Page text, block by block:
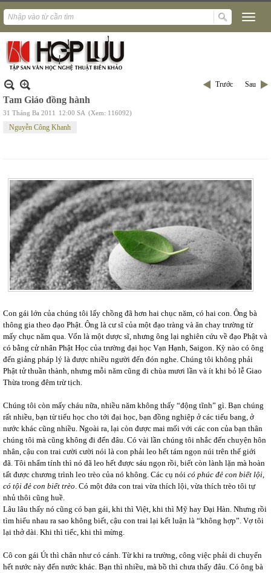
Trước Sau
Tam Giáo đồng hành
31 Tháng Ba 2011 12:00 SA (Xem: 116092)
Nguyễn Công Khanh
Con gái lớn của chúng tôi lấy chồng đã hơn hai chục năm, có hai con. Ông bà
thông gia theo đạo Phật. Ông là cư sĩ của một đạo tràng và ăn chay trường từ
mấy chục năm qua. Vốn là một dược sĩ, nhưng ông lại nghiên cứu về đạo Phật và
có bằng cử nhân Phật Học của trường đại học Vạn Hạnh, Saigon. Kỳ nào có ông
đến giảng pháp lý là được nhiều người đến đón nghe. Chúng tôi không phải
Phật tử thuần thành, nhưng mỗi năm cũng đi chùa mươi lần và ít khi bỏ lễ Giao
Thừa trong đêm trừ tịch.
Chúng tôi còn mấy cháu nữa, nhiều năm không thấy “động tĩnh” gì. Bạn chúng
rất nhiều, bạn từ tiểu học cho tới đại học, bạn đồng nghiệp ở các tiểu bang, ở
nước khác cũng nhiều. Ngoài ra, lại còn được mai mối với các con của bạn thân
chúng tôi mà cũng không đi đến đâu. Có vài lần chúng tôi nhắc đến chuyện hôn
nhân, cậu con trai cười cười nói là con phải leo hết tám ngọn núi trên thế giới
đã. Tôi nhẩm tính thì nó đã leo hết được sáu ngọn rồi, biết còn lành lặn mà hoàn
tất được chương trình leo trèo của nó không. Các cụ nói có phúc đẻ con biết lội,
có tội đẻ con biết trèo. Có một đứa con trai vừa thích lội, vừa thích trèo tôi tự
nhủ thôi cũng huề.
Lâu lâu thấy nó cũng có bạn gái, khi thì Việt, khi thì Mỹ hay Đại Hàn. Nhưng rồi
tìm hiểu nhau ra sao không biết, cậu con trai lại kết luận là “không hợp”. Vợ tôi
lại thở dài. Khi thì tiếc, khi thì mừng.
Cô con gái Út thì chân như có cánh. Từ khi ra trường, công việc phải di chuyển
hết nước này đến nước khác. Bạn thì nhiều, mà bồ thì chưa thấy đâu. Có ông bà